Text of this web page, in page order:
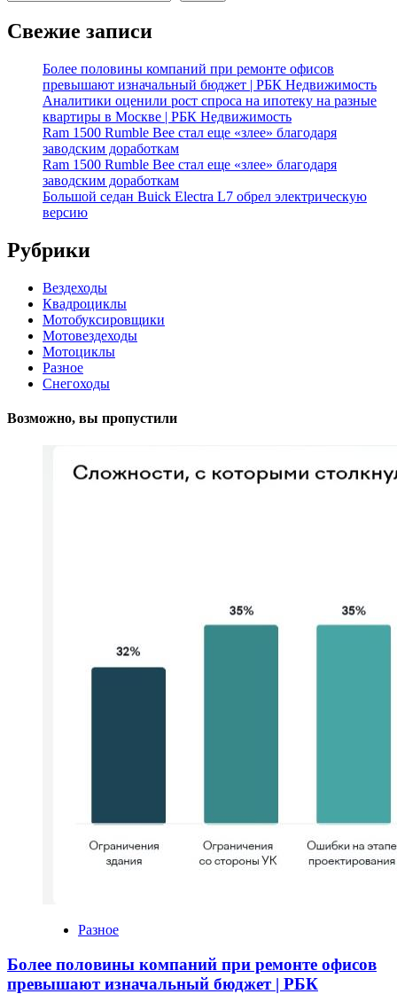
Свежие записи
Более половины компаний при ремонте офисов
превышают изначальный бюджет | РБК Недвижимость
Аналитики оценили рост спроса на ипотеку на разные
квартиры в Москве | РБК Недвижимость
Ram 1500 Rumble Bee стал еще «злее» благодаря
заводским доработкам
Ram 1500 Rumble Bee стал еще «злее» благодаря
заводским доработкам
Большой седан Buick Electra L7 обрел электрическую
версию
Рубрики
Вездеходы
Квадроциклы
Мотобуксировщики
Мотовездеходы
Мотоциклы
Разное
Снегоходы
Возможно, вы пропустили
Разное
Более половины компаний при ремонте офисов
превышают изначальный бюджет | РБК